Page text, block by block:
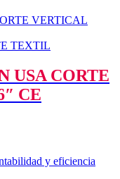
TEXTIL
USA CORTE
CE
y eficiencia